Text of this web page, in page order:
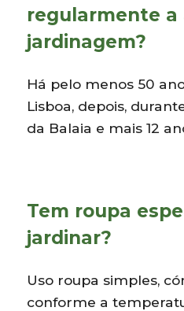
regularmente a
jardinagem?
Há pelo menos 50
Lisboa, depois,
da Balaia e mais 12
Tem roupa
jardinar?
Uso roupa simples,
conforme a